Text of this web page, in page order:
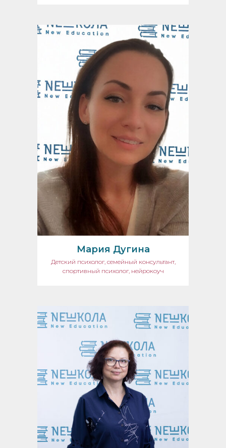
Мария Дугина
Детский психолог, семейный консультант,
спортивный психолог, нейрокоуч